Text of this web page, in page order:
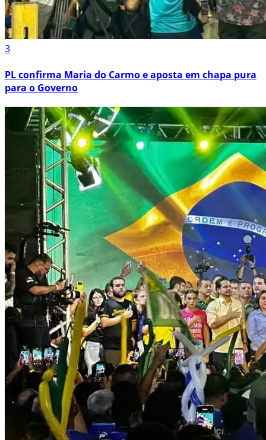
3
PL confirma Maria do Carmo e aposta em chapa pura
para o Governo